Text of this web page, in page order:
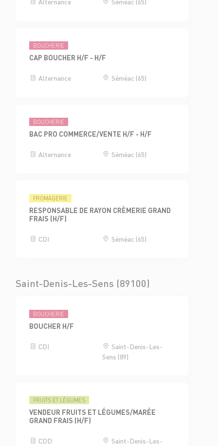
BOUCHERIE
CAP BOUCHER H/F - H/F
Alternance Séméac (65)
BOUCHERIE
BAC PRO COMMERCE/VENTE H/F - H/F
Alternance Séméac (65)
FROMAGERIE
RESPONSABLE DE RAYON CRÈMERIE GRAND
FRAIS (H/F)
CDI Séméac (65)
Saint-Denis-Les-Sens (89100)
BOUCHERIE
BOUCHER H/F
CDI
Saint-Denis-Les-
Sens (89)
FRUITS ET LÉGUMES
VENDEUR FRUITS ET LÉGUMES/MARÉE
GRAND FRAIS (H/F)
CDD Saint-Denis-Les-